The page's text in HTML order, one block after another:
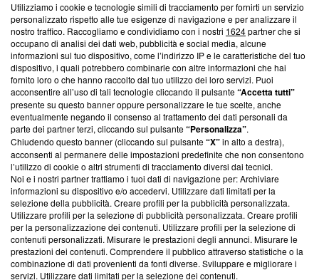
Questa sezione offre informazioni trasparenti su Blasting
News, sui nostri processi editoriali e su come ci impegniamo a
creare news di qualità. Inoltre, afferma la nostra aderenza a
‘Trust Project - News with Integrity’Blasting News non è
ancora membro del programma, ma ha richiesto di farne
parte; Trust Project non ha ancora effettuato una verifica di
conformità agli standard.
Su di noi
Team editoriale
Corporate
Redazione
Informativa Privacy
Cookie Policy
Utilizziamo i cookie e tecnologie simili di tracciamento per fornirti un servizio
personalizzato rispetto alle tue esigenze di navigazione e per analizzare il
nostro traffico. Raccogliamo e condividiamo con i nostri 1624partner che si
occupano di analisi dei dati web, pubblicità e social media, alcune
informazioni sul tuo dispositivo, come l’indirizzo IP e le caratteristiche del tuo
dispositivo, i quali potrebbero combinarle con altre informazioni che hai
fornito loro o che hanno raccolto dal tuo utilizzo dei loro servizi. Puoi
acconsentire all’uso di tali tecnologie cliccando il pulsante“Accetta tutti”
presente su questo banner oppure personalizzare le tue scelte, anche
eventualmente negando il consenso al trattamento dei dati personali da
parte dei partner terzi, cliccando sul pulsante“Personalizza”.
Chiudendo questo banner (cliccando sul pulsante“X”in alto a destra),
acconsenti al permanere delle impostazioni predefinite che non consentono
l’utilizzo di cookie o altri strumenti di tracciamento diversi dai tecnici.
Noi e i nostri partner trattiamo i tuoi dati di navigazione per: Archiviare
informazioni su dispositivo e/o accedervi. Utilizzare dati limitati per la
selezione della pubblicità. Creare profili per la pubblicità personalizzata.
Utilizzare profili per la selezione di pubblicità personalizzata. Creare profili
per la personalizzazione dei contenuti. Utilizzare profili per la selezione di
contenuti personalizzati. Misurare le prestazioni degli annunci. Misurare le
prestazioni dei contenuti. Comprendere il pubblico attraverso statistiche o la
combinazione di dati provenienti da fonti diverse. Sviluppare e migliorare i
servizi. Utilizzare dati limitati per la selezione dei contenuti.